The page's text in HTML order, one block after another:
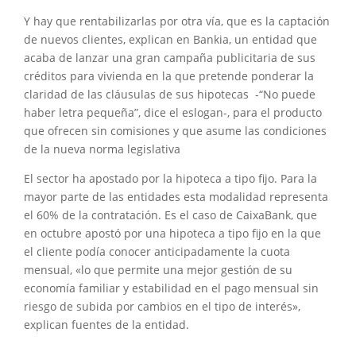
Y hay que rentabilizarlas por otra vía, que es la captación
de nuevos clientes, explican en Bankia, un entidad que
acaba de lanzar una gran campaña publicitaria de sus
créditos para vivienda en la que pretende ponderar la
claridad de las cláusulas de sus hipotecas -“No puede
haber letra pequeña”, dice el eslogan-, para el producto
que ofrecen sin comisiones y que asume las condiciones
de la nueva norma legislativa
El sector ha apostado por la hipoteca a tipo fijo. Para la
mayor parte de las entidades esta modalidad representa
el 60% de la contratación. Es el caso de CaixaBank, que
en octubre apostó por una hipoteca a tipo fijo en la que
el cliente podía conocer anticipadamente la cuota
mensual, «lo que permite una mejor gestión de su
economía familiar y estabilidad en el pago mensual sin
riesgo de subida por cambios en el tipo de interés»,
explican fuentes de la entidad.